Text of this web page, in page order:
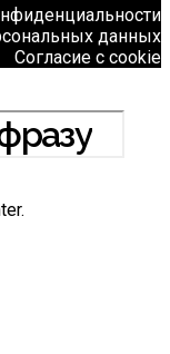
данных
Согласие с cookie